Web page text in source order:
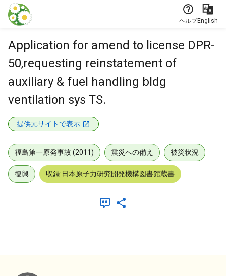
本文に飛ぶ
ヘルプEnglish
Application for amend to license DPR-
50,requesting reinstatement of
auxiliary & fuel handling bldg
ventilation sys TS.
提供元サイトで表示
福島第一原発事故 (2011) 震災への備え 被災状況
復興 収録:日本原子力研究開発機構図書館蔵書